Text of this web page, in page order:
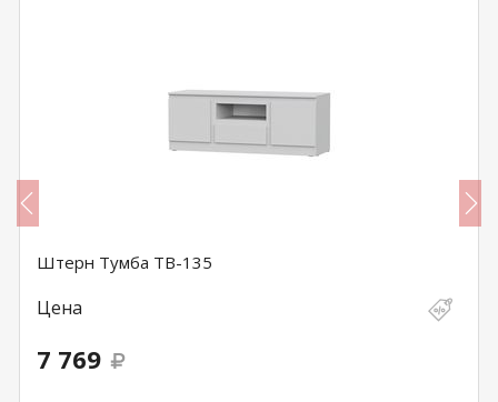
Штерн Тумба ТВ-135
Цена
7 769